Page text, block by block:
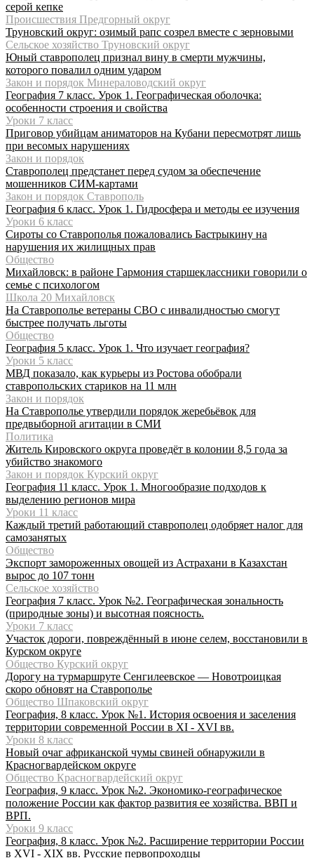
серой кепке
Происшествия Предгорный округ
Труновский округ: озимый рапс созрел вместе с зерновыми
Сельское хозяйство Труновский округ
Юный ставрополец признал вину в смерти мужчины,
которого повалил одним ударом
Закон и порядок Минераловодский округ
География 7 класс. Урок 1. Географическая оболочка:
особенности строения и свойства
Уроки 7 класс
Приговор убийцам аниматоров на Кубани пересмотрят лишь
при весомых нарушениях
Закон и порядок
Ставрополец предстанет перед судом за обеспечение
мошенников СИМ-картами
Закон и порядок Ставрополь
География 6 класс. Урок 1. Гидросфера и методы ее изучения
Уроки 6 класс
Сироты со Ставрополья пожаловались Бастрыкину на
нарушения их жилищных прав
Общество
Михайловск: в районе Гармония старшеклассники говорили о
семье с психологом
Школа 20 Михайловск
На Ставрополье ветераны СВО с инвалидностью смогут
быстрее получать льготы
Общество
География 5 класс. Урок 1. Что изучает география?
Уроки 5 класс
МВД показало, как курьеры из Ростова обобрали
ставропольских стариков на 11 млн
Закон и порядок
На Ставрополье утвердили порядок жеребьёвок для
предвыборной агитации в СМИ
Политика
Житель Кировского округа проведёт в колонии 8,5 года за
убийство знакомого
Закон и порядок Курский округ
География 11 класс. Урок 1. Многообразие подходов к
выделению регионов мира
Уроки 11 класс
Каждый третий работающий ставрополец одобряет налог для
самозанятых
Общество
Экспорт замороженных овощей из Астрахани в Казахстан
вырос до 107 тонн
Сельское хозяйство
География 7 класс. Урок №2. Географическая зональность
(природные зоны) и высотная поясность.
Уроки 7 класс
Участок дороги, повреждённый в июне селем, восстановили в
Курском округе
Общество Курский округ
Дорогу на турмаршруте Сенгилеевское — Новотроицкая
скоро обновят на Ставрополье
Общество Шпаковский округ
География, 8 класс. Урок №1. История освоения и заселения
территории современной России в XI - XVI вв.
Уроки 8 класс
Новый очаг африканской чумы свиней обнаружили в
Красногвардейском округе
Общество Красногвардейский округ
География, 9 класс. Урок №2. Экономико-географическое
положение России как фактор развития ее хозяйства. ВВП и
ВРП.
Уроки 9 класс
География, 8 класс. Урок №2. Расширение территории России
в XVI - XIX вв. Русские первопроходцы